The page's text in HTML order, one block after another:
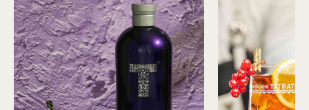
zriaďovaní a prevádzke protialkoholických záchytných
služieb.
VÝROBCA: TATRA DISTILLERY s. r. o., Pradiareň 40, 060 01
Kežmarok IČO: 43937721
DISTRIBÚTOR: KARLOFF s. r. o., Pradiareň 40, 060 01
Kežmarok IČO: 36247367